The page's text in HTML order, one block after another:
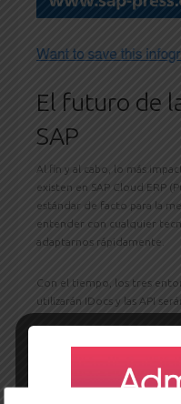
El futuro de
SAP
Al fin y al cabo, lo más
existen en SAP Cloud ERP
estándar de facto para la
entender con cualquier
adaptarnos rápidamente.
Con el tiempo, los tres
utilizarán IDocs y las API
Conclusión
El alejamiento de los IDocs